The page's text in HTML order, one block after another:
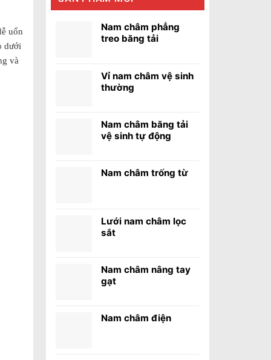
Nam châm phẳng
treo băng tải
Vỉ nam châm vệ sinh
thường
Nam châm băng tải
vệ sinh tự động
Nam châm trống từ
Lưới nam châm lọc
sắt
Nam châm nâng tay
gạt
Nam châm điện
uốn
dưới
và